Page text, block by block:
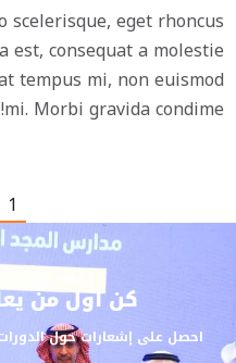
scelerisque, eget rhoncus
est, consequat a molestie
tempus mi, non euismod
mi. Morbi gravida condime!
1
كن أول من
احصل على إشعارات حول الدورات